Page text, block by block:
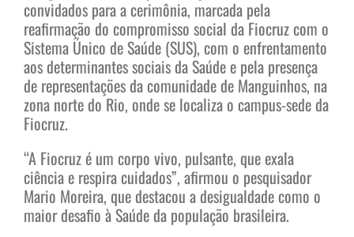
convidados para a cerimônia, marcada pela
reafirmação do compromisso social da Fiocruz com o
Sistema Único de Saúde (SUS), com o enfrentamento
aos determinantes sociais da Saúde e pela presença
de representações da comunidade de Manguinhos, na
zona norte do Rio, onde se localiza o campus-sede da
Fiocruz.
“A Fiocruz é um corpo vivo, pulsante, que exala
ciência e respira cuidados”, afirmou o pesquisador
Mario Moreira, que destacou a desigualdade como o
maior desafio à Saúde da população brasileira.